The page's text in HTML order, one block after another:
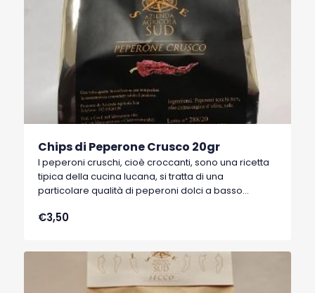
Chips di Peperone Crusco 20gr
I peperoni cruschi, cioè croccanti, sono una ricetta
tipica della cucina lucana, si tratta di una
particolare qualità di peperoni dolci a basso
Basilicata, che hanno ottenuto nel 1996 il marchio
€3,50